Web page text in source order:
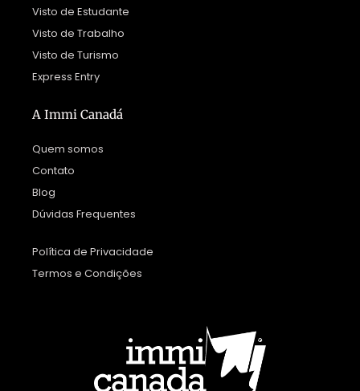
Visto de Estudante
Visto de Trabalho
Visto de Turismo
Express Entry
A Immi Canadá
Quem somos
Contato
Blog
Dúvidas Frequentes
Política de Privacidade
Termos e Condições